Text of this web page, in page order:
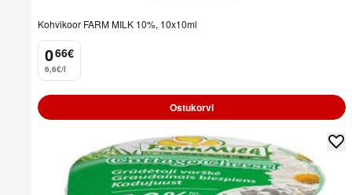
Kohvikoor FARM MILK 10%, 10x10ml
0
. 66€
6,6€/l
Ostukorvi